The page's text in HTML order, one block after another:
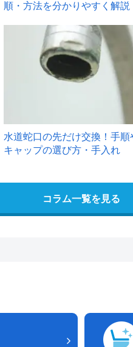
順・方法を分かりやすく解説
水道蛇口の先だけ交換！手順
キャップの選び方・手入れ
コラム一覧を見る